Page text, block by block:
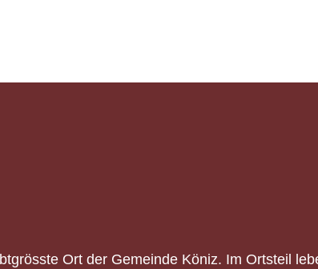
Ort der Gemeinde Köniz. Im Ortsteil